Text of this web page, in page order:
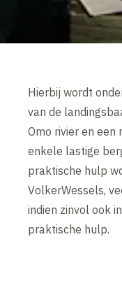
Hierbij wordt
van de
Omo rivier en
enkele lastige
praktische hulp
VolkerWessels,
indien zinvol ook
praktische hulp.